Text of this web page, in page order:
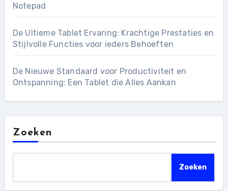
Notepad
De Ultieme Tablet Ervaring: Krachtige Prestaties en
Stijlvolle Functies voor ieders Behoeften
De Nieuwe Standaard voor Productiviteit en
Ontspanning: Een Tablet die Alles Aankan
Zoeken
Zoeken